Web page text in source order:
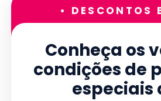
• DESCONTOS
Conheça os
condições de
especiais